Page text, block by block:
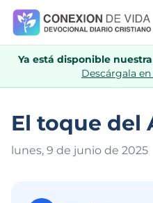
Ya está disponible
Descárgala
El toque del
lunes, 9 de junio de 2025